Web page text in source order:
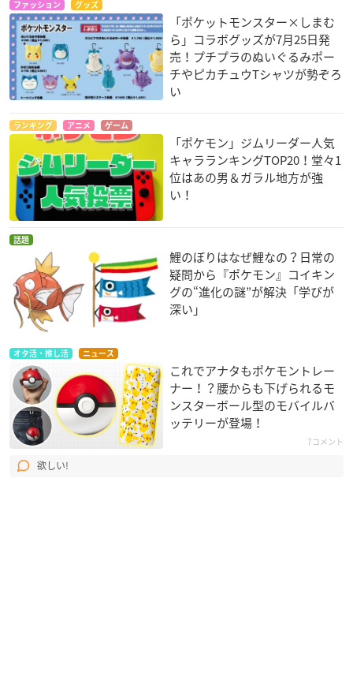
ファッション グッズ
「ポケットモンスター×しまむ
ら」コラボグッズが7月25日発
売！プチプラのぬいぐるみポー
チやピカチュウTシャツが勢ぞろ
い
ランキング アニメ ゲーム
「ポケモン」ジムリーダー人気
キャラランキングTOP20！堂々1
位はあの男＆ガラル地方が強
い！
話題
鯉のぼりはなぜ鯉なの？日常の
疑問から『ポケモン』コイキン
グの“進化の謎”が解決「学びが
深い」
オタ活・推し活 ニュース
これでアナタもポケモントレー
ナー！？腰からも下げられるモ
ンスターボール型のモバイルバ
ッテリーが登場！
7コメント
欲しい!